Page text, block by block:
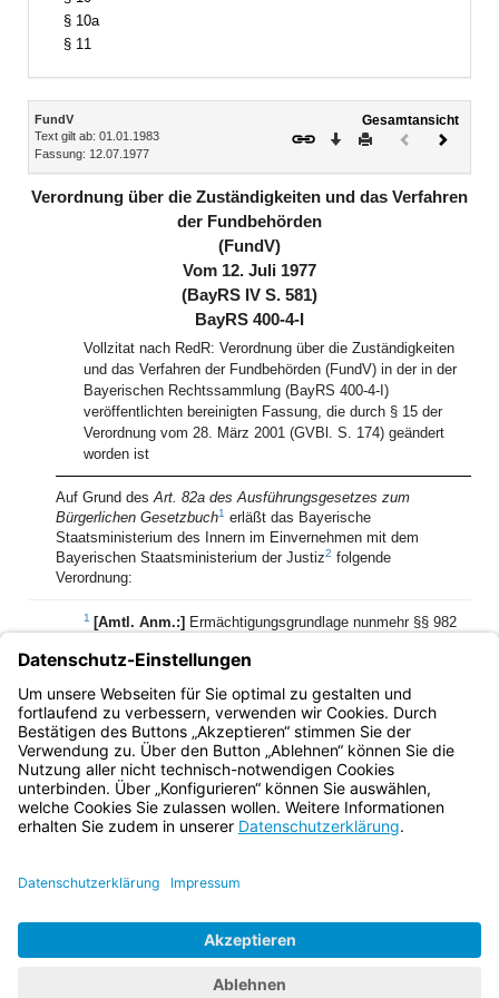
§ 10a
§ 11
Inhalt
FundV
Text gilt ab: 01.01.1983
Fassung: 12.07.1977
Gesamtansicht
Download
DruckenVorheriges
(inaktiv)
Verordnung über die Zuständigkeiten und das Verfahren
der Fundbehörden
(FundV)
Vom 12. Juli 1977
(BayRS IV S. 581)
BayRS 400-4-I
Vollzitat nach RedR: Verordnung über die Zuständigkeiten
und das Verfahren der Fundbehörden (FundV) in der in der
Bayerischen Rechtssammlung (BayRS 400-4-I)
veröffentlichten bereinigten Fassung, die durch § 15 der
Verordnung vom 28. März 2001 (GVBl. S. 174) geändert
worden ist
Auf Grund desArt. 82a des Ausführungsgesetzes zum
Bürgerlichen Gesetzbuch1 erläßt das Bayerische
Staatsministerium des Innern im Einvernehmen mit dem
Bayerischen Staatsministerium der Justiz2 folgende
Verordnung:
1 [Amtl. Anm.:] Ermächtigungsgrundlage nunmehr §§ 982
400-1-J
2[Amtl. Anm.:]Nunmehr auch im Einvernehmen mit dem
Staatsministerium für Wirtschaft und Verkehr
Bayern.de
BayernPortal
Impressum